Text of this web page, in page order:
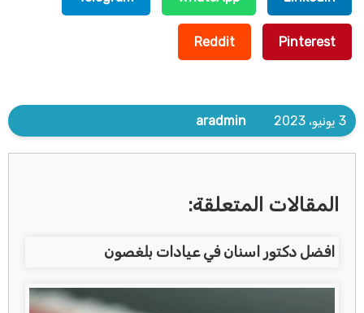
Pinterest
Reddit
3 يونيو، 2023 aradmin
المقالات المتعلقة:
افضل دكتور اسنان في عيادات بلغصون